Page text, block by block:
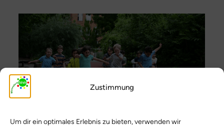
Zustimmung
Um dir ein optimales Erlebnis zu bieten, verwenden wir